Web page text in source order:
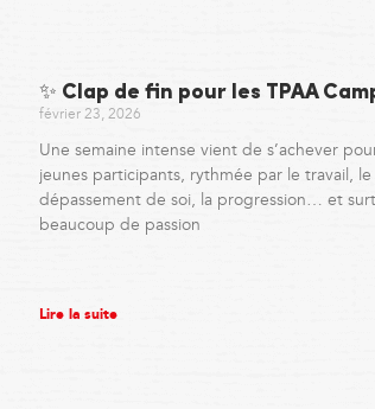
✨ Clap de fin pour les TPAA
février 23, 2026
Une semaine intense vient de s’achever
jeunes participants, rythmée par le travail, le
dépassement de soi, la progression… et
beaucoup de passion
Lire la suite